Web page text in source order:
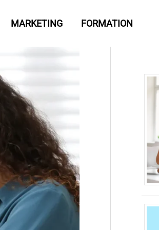
MARKETING FORMATION